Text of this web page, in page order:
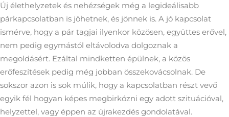
Új élethelyzetek és nehézségek még a legideálisabb
párkapcsolatban is jöhetnek, és jönnek is. A jó kapcsolat
ismérve, hogy a pár tagjai ilyenkor közösen, együttes erővel,
nem pedig egymástól eltávolodva dolgoznak a
megoldásért. Ezáltal mindketten épülnek, a közös
erőfeszítések pedig még jobban összekovácsolnak. De
sokszor azon is sok múlik, hogy a kapcsolatban részt vevő
egyik fél hogyan képes megbirkózni egy adott szituációval,
helyzettel, vagy éppen az újrakezdés gondolatával.